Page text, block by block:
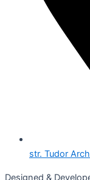
str. Tudor
Designed &